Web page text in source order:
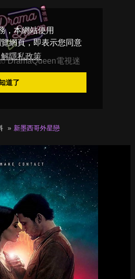
，本網站使用
網頁，即表示您同意
解隱私政策
道了
DramaQueen電視迷
新墨西哥外星戀